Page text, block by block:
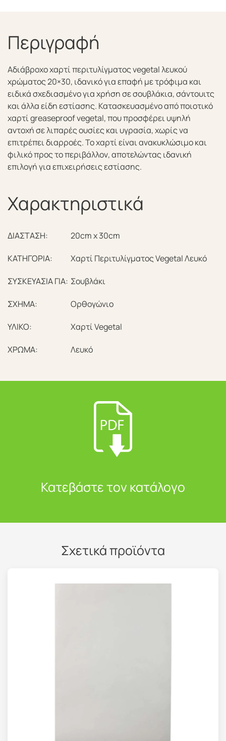
Περιγραφή
Αδιάβροχο χαρτί περιτυλίγματος vegetal λευκού
χρώματος 20×30, ιδανικό για επαφή με τρόφιμα και
ειδικά σχεδιασμένο για χρήση σε σουβλάκια, σάντουιτς
και άλλα είδη εστίασης. Κατασκευασμένο από ποιοτικό
χαρτί greaseproof vegetal, που προσφέρει υψηλή
αντοχή σε λιπαρές ουσίες και υγρασία, χωρίς να
επιτρέπει διαρροές. Το χαρτί είναι ανακυκλώσιμο και
φιλικό προς το περιβάλλον, αποτελώντας ιδανική
επιλογή για επιχειρήσεις εστίασης.
Χαρακτηριστικά
ΔΙΑΣΤΑΣΗ: 20cm x 30cm
ΚΑΤΗΓΟΡΙΑ: Χαρτί Περιτυλίγματος Vegetal Λευκό
ΣΥΣΚΕΥΑΣΙΑ ΓΙΑ: Σουβλάκι
ΣΧΗΜΑ: Ορθογώνιο
ΥΛΙΚΟ: Χαρτί Vegetal
ΧΡΩΜΑ: Λευκό
Κατεβάστε τον κατάλογο
Σχετικά προϊόντα